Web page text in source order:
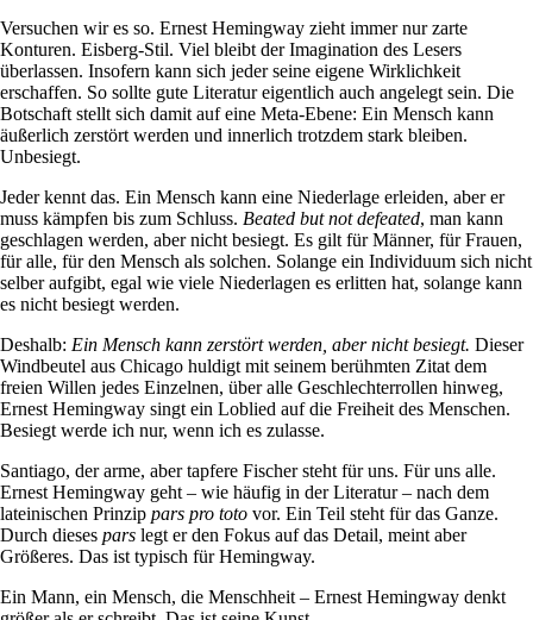
Versuchen wir es so. Ernest Hemingway zieht immer nur zarte
Konturen. Eisberg-Stil. Viel bleibt der Imagination des Lesers
überlassen. Insofern kann sich jeder seine eigene Wirklichkeit
erschaffen. So sollte gute Literatur eigentlich auch angelegt sein. Die
Botschaft stellt sich damit auf eine Meta-Ebene: Ein Mensch kann
äußerlich zerstört werden und innerlich trotzdem stark bleiben.
Unbesiegt.
Jeder kennt das. Ein Mensch kann eine Niederlage erleiden, aber er
muss kämpfen bis zum Schluss. Beated but not defeated, man kann
geschlagen werden, aber nicht besiegt. Es gilt für Männer, für Frauen,
für alle, fürden Mensch als solchen. Solange ein Individuum sich nicht
selber aufgibt, egal wie viele Niederlagen es erlitten hat, solange kann
es nicht besiegt werden.
Deshalb: Ein Mensch kann zerstört werden, aber nicht besiegt. Dieser
Windbeutel aus Chicago huldigt mit seinem berühmten Zitat dem
freien Willen jedes Einzelnen, über alle Geschlechterrollen hinweg,
Ernest Hemingway singt ein Loblied auf die Freiheit des Menschen.
Besiegt werde ich nur, wenn ich es zulasse.
Santiago, der arme, aber tapfere Fischer steht für uns. Für uns alle.
Ernest Hemingway geht – wie häufig in der Literatur – nach dem
lateinischen Prinzip pars pro toto vor. Ein Teil steht für das Ganze.
Durch dieses pars legt er den Fokus auf das Detail, meint aber
Größeres. Das ist typisch für Hemingway.
Ein Mann, ein Mensch, die Menschheit – Ernest Hemingway denkt